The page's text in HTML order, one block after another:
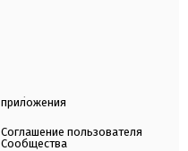
приложения
Соглашение пользователя
Сообщества